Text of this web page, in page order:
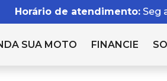
Horário de atendimento: Seg
SUA MOTO FINANCIE